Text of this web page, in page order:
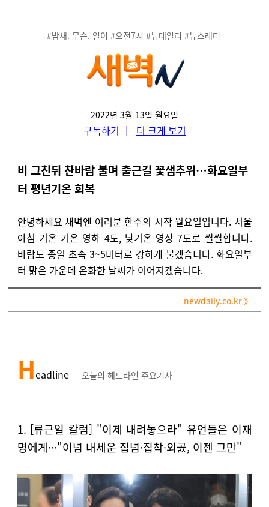
#밤새. 무슨. 일이 #오전7시 #뉴데일리 #뉴스레터
2022년 3월 13일 월요일
구독하기 ｜ 더 크게 보기
비 그친뒤 찬바람 불며 출근길 꽃샘추위…화요일부
터 평년기온 회복
안녕하세요 새벽엔 여러분 한주의 시작 월요일입니다. 서울
아침 기온 기온 영하 4도, 낮기온 영상 7도로 쌀쌀합니다.
바람도 종일 초속 3~5미터로 강하게 불겠습니다. 화요일부
터 맑은 가운데 온화한 날씨가 이어지겠습니다.
newdaily.co.kr 》
Headline 오늘의 헤드라인 주요기사
￣￣￣￣￣￣
1. [류근일 칼럼] "이제 내려놓으라" 유언들은 이재
명에게···"이념 내세운 집념·집착·외곬, 이젠 그만"